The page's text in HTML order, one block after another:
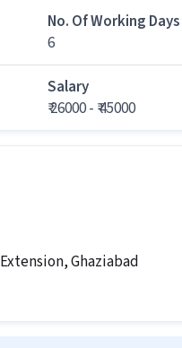
का अनुभव होनी चाहिए।
₹45,000 प्रति माह है। यह एक
हैं।
No. Of Working Days
6
Salary
₹ 26000 - ₹ 45000
Ghaziabad